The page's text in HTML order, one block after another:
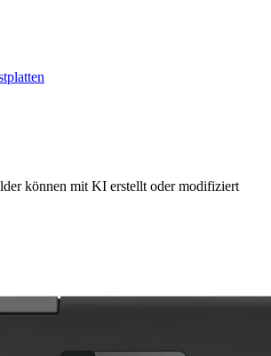
können mit KI erstellt oder modifiziert